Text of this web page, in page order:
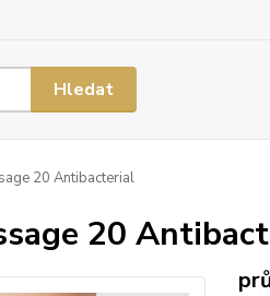
Hledat
20 Antibacterial
20